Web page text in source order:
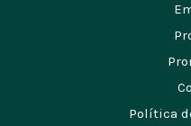
Política